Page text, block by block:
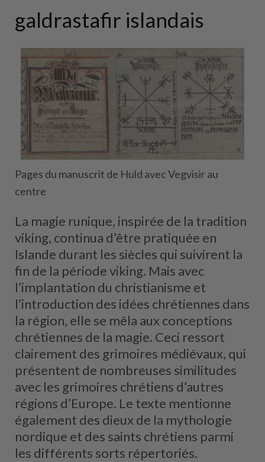
galdrastafir islandais
Pages du manuscrit de Huld avec Vegvisir au
centre
La magie runique, inspirée de la tradition
viking, continua d’être pratiquée en
Islande durant les siècles qui suivirent la
fin de la période viking. Mais avec
l’implantation du christianisme et
l’introduction des idées chrétiennes dans
la région, elle se mêla aux conceptions
chrétiennes de la magie. Ceci ressort
clairement des grimoires médiévaux, qui
présentent de nombreuses similitudes
avec les grimoires chrétiens d’autres
régions d’Europe. Le texte mentionne
également des dieux de la mythologie
nordique et des saints chrétiens parmi
les différents sorts répertoriés.